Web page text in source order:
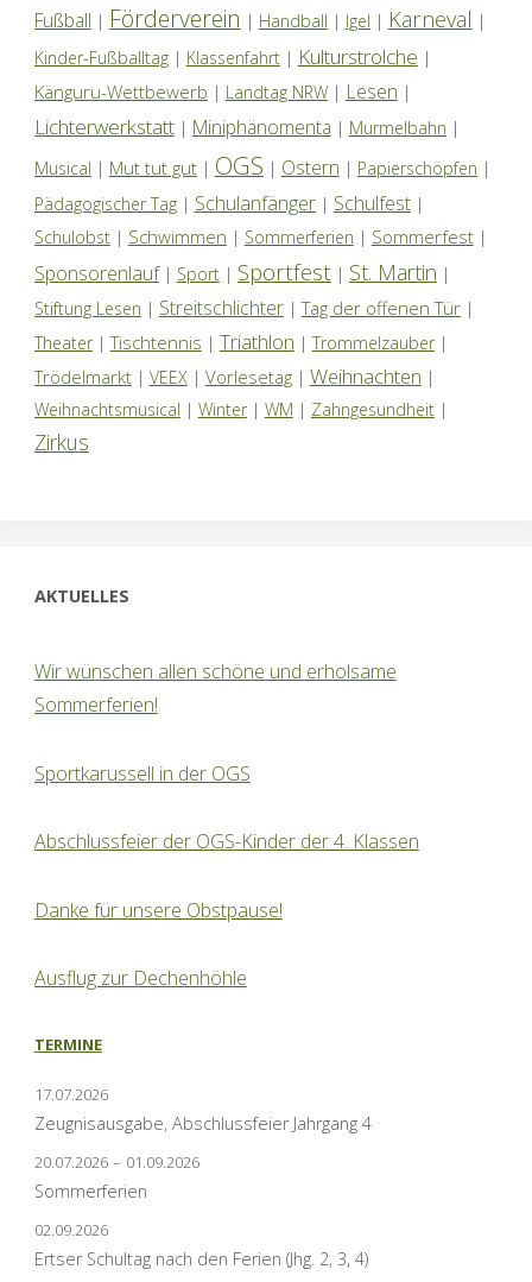
Fußball | Förderverein | Handball | Igel | Karneval |
Kinder-Fußballtag| Klassenfahrt| Kulturstrolche |
Känguru-Wettbewerb | Landtag NRW| Lesen |
Lichterwerkstatt| Miniphänomenta | Murmelbahn |
Musical | Mut tut gut| OGS | Ostern | Papierschöpfen |
Pädagogischer Tag| Schulanfänger| Schulfest|
Schulobst| Schwimmen | Sommerferien | Sommerfest|
Sponsorenlauf| Sport| Sportfest | St. Martin |
Stiftung Lesen | Streitschlichter|Tag der offenen Tür|
Theater|Tischtennis | Triathlon | Trommelzauber|
Trödelmarkt| VEEX| Vorlesetag| Weihnachten |
Weihnachtsmusical | Winter| WM | Zahngesundheit|
Zirkus
AKTUELLES
Wir wünschen allen schöne und erholsame
Sommerferien!
Sportkarussell in der OGS
Abschlussfeier der OGS-Kinder der 4. Klassen
Danke für unsere Obstpause!
Ausflug zur Dechenhöhle
TERMINE
17.07.2026
Zeugnisausgabe, Abschlussfeier Jahrgang 4
20.07.2026 – 01.09.2026
Sommerferien
02.09.2026
Ertser Schultag nach den Ferien (Jhg. 2, 3, 4)